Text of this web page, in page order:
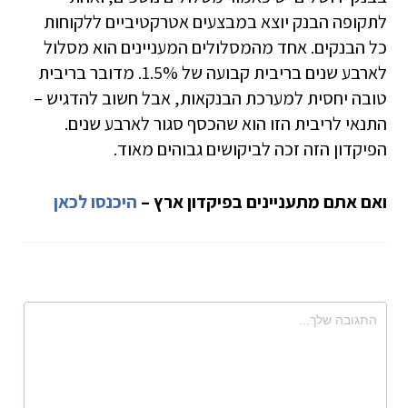
לתקופה הבנק יוצא במבצעים אטרקטיביים ללקוחות
כל הבנקים. אחד מהמסלולים המעניינים הוא מסלול
לארבע שנים בריבית קבועה של 1.5%. מדובר בריבית
טובה יחסית למערכת הבנקאות, אבל חשוב להדגיש –
התנאי לריבית הזו הוא שהכסף סגור לארבע שנים.
הפיקדון הזה זכה לביקושים גבוהים מאוד.
ואם אתם מתעניינים בפיקדון ארץ – היכנסו לכאן